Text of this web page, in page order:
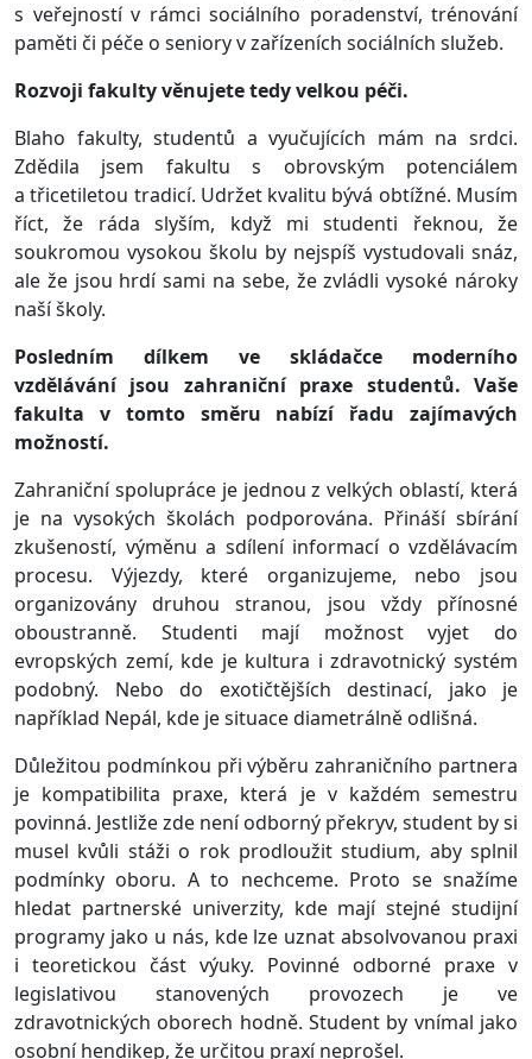
s veřejností v rámci sociálního poradenství, trénování
paměti či péče o seniory v zařízeních sociálních služeb.
Rozvoji fakulty věnujete tedy velkou péči.
Blaho fakulty, studentů a vyučujících mám na srdci.
Zdědila jsem fakultu s obrovským potenciálem
a třicetiletou tradicí. Udržet kvalitu bývá obtížné. Musím
říct, že ráda slyším, když mi studenti řeknou, že
soukromou vysokou školu by nejspíš vystudovali snáz,
ale že jsou hrdí sami na sebe, že zvládli vysoké nároky
naší školy.
Posledním dílkem ve skládačce moderního
vzdělávání jsou zahraniční praxe studentů. Vaše
fakulta v tomto směru nabízí řadu zajímavých
možností.
Zahraniční spolupráce je jednou z velkých oblastí, která
je na vysokých školách podporována. Přináší sbírání
zkušeností, výměnu a sdílení informací o vzdělávacím
procesu. Výjezdy, které organizujeme, nebo jsou
organizovány druhou stranou, jsou vždy přínosné
oboustranně. Studenti mají možnost vyjet do
evropských zemí, kde je kultura i zdravotnický systém
podobný. Nebo do exotičtějších destinací, jako je
například Nepál, kde je situace diametrálně odlišná.
Důležitou podmínkou při výběru zahraničního partnera
je kompatibilita praxe, která je v každém semestru
povinná. Jestliže zde není odborný překryv, student by si
musel kvůli stáži o rok prodloužit studium, aby splnil
podmínky oboru. A to nechceme. Proto se snažíme
hledat partnerské univerzity, kde mají stejné studijní
programy jako u nás, kde lze uznat absolvovanou praxi
i teoretickou část výuky. Povinné odborné praxe v
legislativou stanovených provozech je ve
zdravotnických oborech hodně. Student by vnímal jako
osobní hendikep, že určitou praxí neprošel.